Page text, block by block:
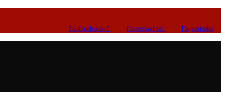
Fa-facebook-f Fa-instagram Fa-youtube